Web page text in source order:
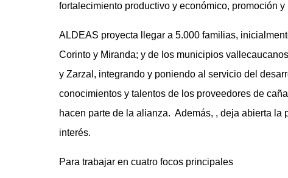
fortalecimiento productivo y económico, promoción
ALDEAS proyecta llegar a 5.000 familias,
Corinto y Miranda; y de los municipios
y Zarzal, integrando y poniendo al servicio del
conocimientos y talentos de los proveedores de
hacen parte de la alianza. Además, , deja abierta
interés.
Para trabajar en cuatro focos principales